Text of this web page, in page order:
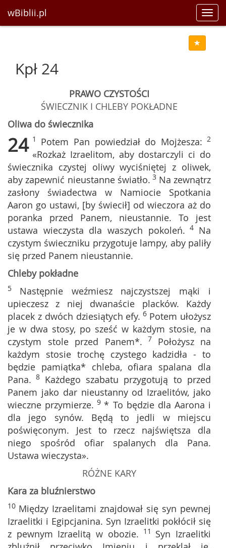
wBiblii.pl
Kpł 24
PRAWO CZYSTOŚCI
ŚWIECZNIK I CHLEBY POKŁADNE
Oliwa do świecznika
24 1 Potem Pan powiedział do Mojżesza: 2
«Rozkaż Izraelitom, aby dostarczyli ci do
świecznika czystej oliwy wyciśniętej z oliwek,
aby zapewnić nieustanne światło. 3 Na zewnątrz
zasłony świadectwa w Namiocie Spotkania
Aaron go ustawi, [by świecił] od wieczora aż do
poranka przed Panem, nieustannie. To jest
ustawa wieczysta dla waszych pokoleń. 4 Na
czystym świeczniku przygotuje lampy, aby paliły
się przed Panem nieustannie.
Chleby pokładne
5 Następnie weźmiesz najczystszej mąki i
upieczesz z niej dwanaście placków. Każdy
placek z dwóch dziesiątych efy. 6 Potem ułożysz
je w dwa stosy, po sześć w każdym stosie, na
czystym stole przed Panem*. 7 Położysz na
każdym stosie trochę czystego kadzidła - to
będzie pamiątka* chleba, ofiara spalana dla
Pana. 8 Każdego szabatu przygotują to przed
Panem jako dar nieustanny od Izraelitów, jako
wieczne przymierze. 9* To będzie dla Aarona i
dla jego synów. Będą to jedli w miejscu
poświęconym. Jest to rzecz najświętsza dla
niego spośród ofiar spalanych dla Pana.
Ustawa wieczysta».
RÓŻNE KARY
Kara za bluźnierstwo
10 Między Izraelitami znajdował się syn pewnej
Izraelitki i Egipcjanina. Syn Izraelitki pokłócił się
z pewnym Izraelitą w obozie. 11 Syn Izraelitki